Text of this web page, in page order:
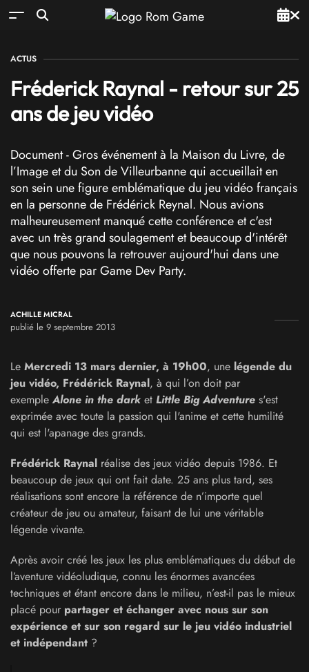
ACTUS
Fréderick Raynal - retour sur 25
ans de jeu vidéo
Document - Gros événement à la Maison du Livre, de
l’Image et du Son de Villeurbanne qui accueillait en
son sein une figure emblématique du jeu vidéo français
en la personne de Frédérick Reynal. Nous avions
malheureusement manqué cette conférence et c'est
avec un très grand soulagement et beaucoup d'intérêt
que nous pouvons la retrouver aujourd'hui dans une
vidéo offerte par Game Dev Party.
ACHILLE MICRAL
publié le 9 septembre 2013
Le Mercredi 13 mars dernier, à 19h00, une légende du
jeu vidéo, Frédérick Raynal, à qui l’on doit par
exempleAlone in the dark et Little Big Adventure s'est
exprimée avec toute la passion qui l'anime et cette humilité
qui est l'apanage des grands.
Frédérick Raynal réalise des jeux vidéo depuis 1986. Et
beaucoup de jeux qui ont fait date. 25 ans plus tard, ses
réalisations sont encore la référence de n’importe quel
créateur de jeu ou amateur, faisant de lui une véritable
légende vivante.
Après avoir créé les jeux les plus emblématiques du début de
l’aventure vidéoludique, connu les énormes avancées
techniques et étant encore dans le milieu, n’est-il pas le mieux
placé pour partager et échanger avec nous sur son
expérience et sur son regard sur le jeu vidéo industriel
et indépendant ?